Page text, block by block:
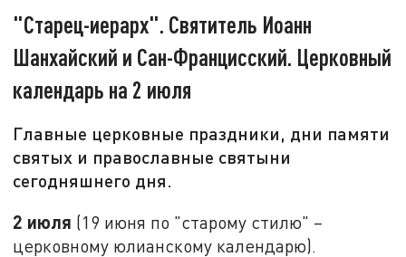
"Старец-иерарх". Святитель Иоанн
Шанхайский и Сан-Францисский. Церковный
календарь на 2 июля
Главные церковные праздники, дни памяти
святых и православные святыни
сегодняшнего дня.
2 июля (19 июня по "старому стилю" –
церковному юлианскому календарю).